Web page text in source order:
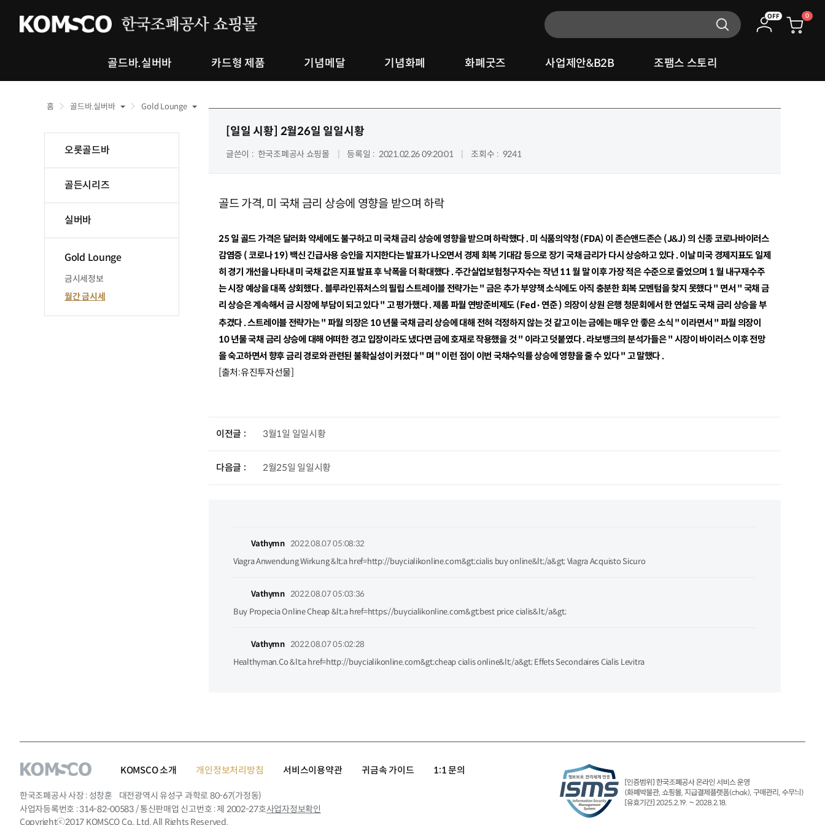
OFF 0
골드바.실버바 카드형 제품 기념메달 기념화폐 화폐굿즈 사업제안&B2B 조팸스 스토리
홈 골드바.실버바 Gold Lounge
오롯골드바
골든시리즈
실버바
Gold Lounge
금시세정보
월간 금시세
[일일 시황] 2월26일 일일시황
글쓴이 한국조폐공사 쇼핑몰 등록일 2021.02.26 09:20:01 조회수 9241
골드 가격, 미 국채 금리 상승에 영향을 받으며 하락
25일 골드 가격은 달러화 약세에도 불구하고 미 국채 금리 상승에 영향을 받으며 하락했다 . 미 식품의약청 (FDA) 이 존슨앤드존슨 (J&J)의 신종 코로나바이러스
감염증 (코로나19) 백신 긴급사용 승인을 지지한다는 발표가 나오면서 경제 회복 기대감 등으로 장기 국채 금리가 다시 상승하고 있다 . 이날 미국 경제지표도 일제
히 경기 개선을 나타내 미 국채 값은 지표 발표 후 낙폭을 더 확대했다 .주간실업보험청구자수는 작년11월 말 이후 가장 적은 수준으로 줄었으며 1월 내구재수주
는 시장 예상을 대폭 상회했다. 블루라인퓨처스의 필립 스트레이블 전략가는"금은 추가 부양책 소식에도 아직 충분한 회복 모멘텀을 찾지 못했다" 면서 "국채 금
리 상승은 계속해서 금 시장에 부담이 되고 있다"고 평가했다 .제롬 파월 연방준비제도 (Fed · 연준 ) 의장이 상원 은행 청문회에서 한 연설도 국채 금리 상승을 부
추겼다 .스트레이블 전략가는"파월 의장은 10 년물 국채 금리 상승에 대해 전혀 걱정하지 않는 것 같고 이는 금에는 매우 안 좋은 소식 "이라면서 "파월 의장이
10년물 국채 금리 상승에 대해 어떠한 경고 입장이라도 냈다면 금에 호재로 작용했을 것 " 이라고 덧붙였다 . 라보뱅크의 분석가들은"시장이 바이러스 이후 전망
을 숙고하면서 향후 금리 경로와 관련된 불확실성이 커졌다 " 며 "이런 점이 이번 국채수익률 상승에 영향을 줄 수 있다 "고 말했다 .
[출처:유진투자선물]
이전글 3월1일 일일시황
다음글 2월25일 일일시황
Vathymn 2022.08.07 05:08:32
Viagra Anwendung Wirkung &lt;a href=http://buycialikonline.com&gt;cialis buy online&lt;/a&gt; Viagra Acquisto Sicuro
Vathymn 2022.08.07 05:03:36
Buy Propecia Online Cheap &lt;a href=https://buycialikonline.com&gt;best price cialis&lt;/a&gt;
Vathymn 2022.08.07 05:02:28
Healthyman.Co &lt;a href=http://buycialikonline.com&gt;cheap cialis online&lt;/a&gt; Effets Secondaires Cialis Levitra
KOMSCO 소개 개인정보처리방침 서비스이용약관 귀금속 가이드 1:1 문의
한국조폐공사 사장 성창훈
대전광역시 유성구 과학로 80-67(가정동)
사업자등록번호 314-82-00583 / 통신판매업 신고번호 제 2002-27호사업자정보확인
Copyrightⓒ2017 KOMSCO Co,. Ltd. All Rights Reserved.